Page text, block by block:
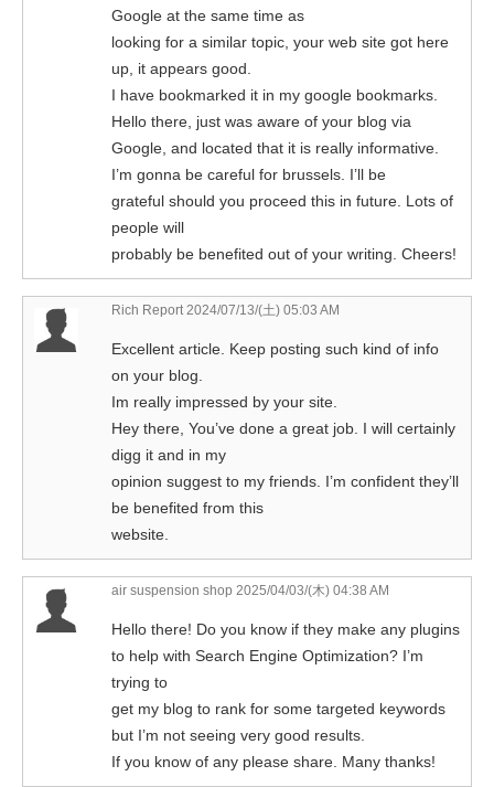
Google at the same time as
looking for a similar topic, your web site got here
up, it appears good.
I have bookmarked it in my google bookmarks.
Hello there, just was aware of your blog via
Google, and located that it is really informative.
I’m gonna be careful for brussels. I’ll be
grateful should you proceed this in future. Lots of
people will
probably be benefited out of your writing. Cheers!
Rich Report2024/07/13/(土) 05:03 AM
Excellent article. Keep posting such kind of info
on your blog.
Im really impressed by your site.
Hey there, You’ve done a great job. I will certainly
digg it and in my
opinion suggest to my friends. I’m confident they’ll
be benefited from this
website.
air suspension shop 2025/04/03/(木) 04:38 AM
Hello there! Do you know if they make any plugins
to help with Search Engine Optimization? I’m
trying to
get my blog to rank for some targeted keywords
but I’m not seeing very good results.
If you know of any please share. Many thanks!